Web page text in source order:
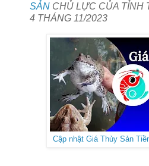
SẢN CHỦ LỰC CỦA TỈNH
4 THÁNG 11/2023
Cập nhật Giá Thủy Sản